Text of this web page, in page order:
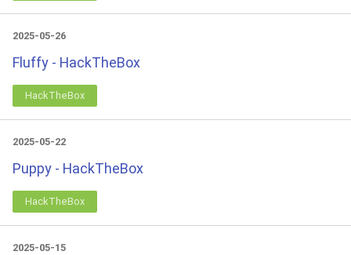
2025-05-26
Fluffy - HackTheBox
HackTheBox
2025-05-22
Puppy - HackTheBox
HackTheBox
2025-05-15